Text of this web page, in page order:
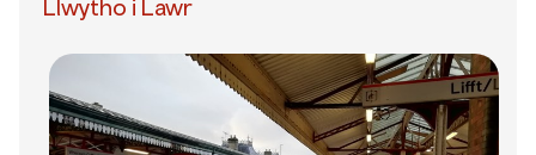
Llwytho i Lawr